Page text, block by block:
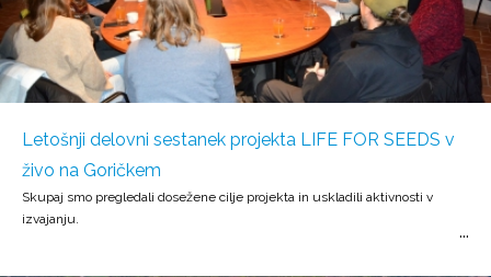
Letošnji delovni sestanek projekta LIFE FOR SEEDS v
živo na Goričkem
Skupaj smo pregledali dosežene cilje projekta in uskladili aktivnosti v
izvajanju.